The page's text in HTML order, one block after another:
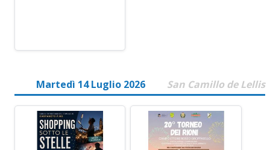
Martedì 14 Luglio 2026 San Camillo de Lellis